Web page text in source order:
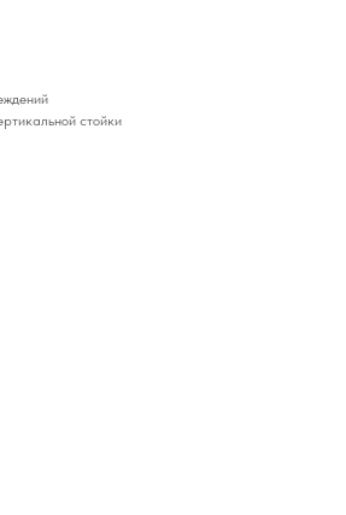
стойки